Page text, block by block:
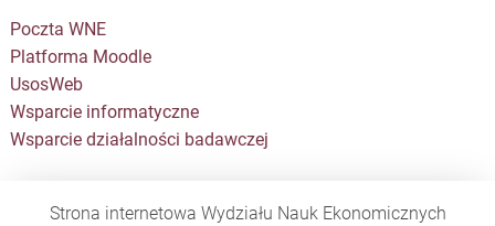
Poczta WNE
Platforma Moodle
UsosWeb
Wsparcie informatyczne
Wsparcie działalności badawczej
Strona internetowa Wydziału Nauk Ekonomicznych